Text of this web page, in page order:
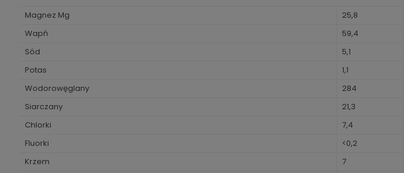
Magnez Mg
25,8
Wapń
59,4
Sód
5,1
Potas
1,1
Wodorowęglany
284
Siarczany
21,3
Chlorki
7,4
Fluorki
<0,2
Krzem
7